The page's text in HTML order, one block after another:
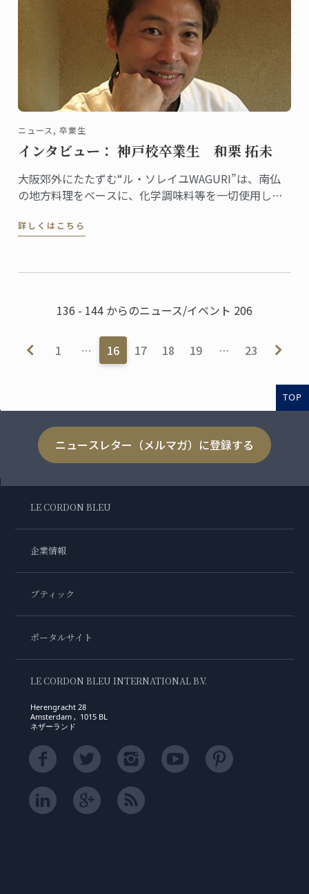
ニュース, 卒業生
インタビュー： 神戸校卒業生 和栗 拓未
大阪郊外にたたずむ“ル・ソレイユWAGURI”は、南仏
の地方料理をベースに、化学調味料等を一切使用しな
チレストラン。
詳しくはこちら
136 - 144 からのニュース/イベント 206
1 … 16 17 18 19 … 23
TOP
ニュースレター（メルマガ）に登録する
LE CORDON BLEU
企業情報
ブティック
ポータルサイト
LE CORDON BLEU INTERNATIONAL B.V.
Herengracht 28
Amsterdam , 1015 BL
ネザーランド